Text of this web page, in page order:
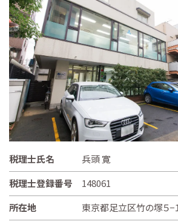
税理士氏名
兵頭 寛
税理士登録番号
148061
所在地
東京都足立区竹の塚５−